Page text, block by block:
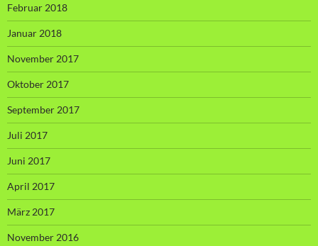
Februar 2018
Januar 2018
November 2017
Oktober 2017
September 2017
Juli 2017
Juni 2017
April 2017
März 2017
November 2016